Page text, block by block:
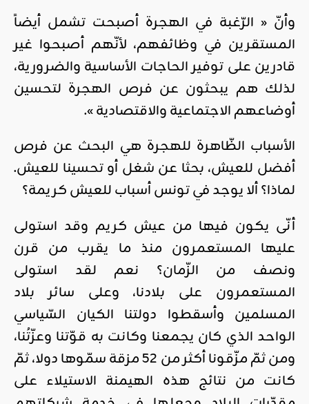
وأنّ « الرّغبة في الهجرة أصبحت تشمل أيضاً
المستقرين في وظائفهم، لأنّهم أصبحوا غير
قادرين على توفير الحاجات الأساسية والضرورية،
لذلك هم يبحثون عن فرص الهجرة لتحسين
أوضاعهم الاجتماعية والاقتصادية ».
الأسباب الظّاهرة للهجرة هي البحث عن فرص
أفضل للعيش، بحثا عن شغل أو تحسينا للعيش.
لماذا؟ ألا يوجد في تونس أسباب للعيش كريمة؟
أنّى يكون فيها من عيش كريم وقد استولى
عليها المستعمرون منذ ما يقرب من قرن
ونصف من الزّمان؟ نعم لقد استولى
المستعمرون على بلادنا، وعلى سائر بلاد
المسلمين وأسقطوا دولتنا الكيان السّياسي
الواحد الذي كان يجمعنا وكانت به قوّتنا وعزّتُنا،
ومن ثمّ مزّقونا أكثر من 52 مزقة سمّوها دولا، ثمّ
كانت من نتائج هذه الهيمنة الاستيلاء على